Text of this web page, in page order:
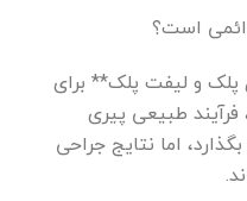
پلک و لیفت پلک** برای
طبیعی پیری
اما نتایج جراحی